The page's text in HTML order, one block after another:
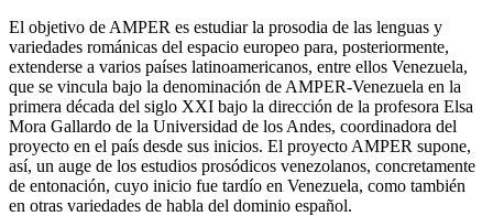
El objetivo de AMPER es estudiar la prosodia de las lenguas y
variedades románicas del espacio europeo para, posteriormente,
extenderse a varios países latinoamericanos, entre ellos Venezuela,
que se vincula bajo la denominación de AMPER-Venezuela en la
primera década del siglo XXI bajo la dirección de la profesora Elsa
Mora Gallardo de la Universidad de los Andes, coordinadora del
proyecto en el país desde sus inicios. El proyecto AMPER supone,
así, un auge de los estudios prosódicos venezolanos, concretamente
de entonación, cuyo inicio fue tardío en Venezuela, como también
en otras variedades de habla del dominio español.